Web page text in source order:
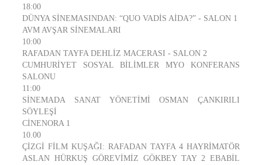
18:00
DÜNYA SİNEMASINDAN: “QUO VADİS AİDA?” - SALON 1
AVM AVŞAR SİNEMALARI
10:00
RAFADAN TAYFA DEHLİZ MACERASI - SALON 2
CUMHURİYET SOSYAL BİLİMLER MYO KONFERANS
SALONU
11:00
SİNEMADA SANAT YÖNETİMİ OSMAN ÇANKIRILI
SÖYLEŞİ
CİNENORA 1
10.00
ÇİZGİ FİLM KUŞAĞI: RAFADAN TAYFA 4 HAYRİMATÖR
ASLAN HÜRKUŞ GÖREVİMİZ GÖKBEY TAY 2 EBABİL